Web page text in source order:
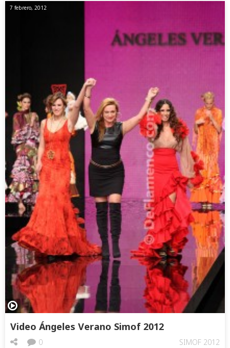
7 febrero, 2012
Video Ángeles Verano Simof 2012
SIMOF 2012
0